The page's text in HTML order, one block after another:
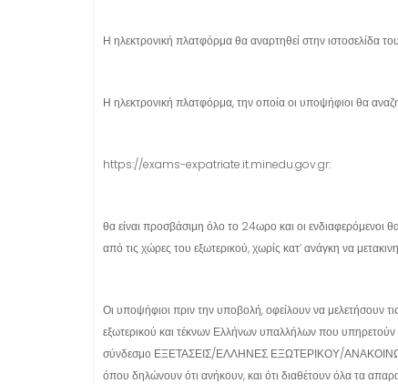
Η ηλεκτρονική πλατφόρμα θα αναρτηθεί στην ιστοσελίδα
Η ηλεκτρονική πλατφόρμα, την οποία οι υποψήφιοι θα
https://exams-expatriate.it.minedu.gov.gr:
θα είναι προσβάσιμη όλο το 24ωρο και οι
από τις χώρες του εξωτερικού, χωρίς κατ’ ανάγκη να
Οι υποψήφιοι πριν την υποβολή, οφείλουν να μελετήσουν
εξωτερικού και τέκνων Ελλήνων υπαλλήλων που υπηρετούν
σύνδεσμο ΕΞΕΤΑΣΕΙΣ/ΕΛΛΗΝΕΣ ΕΞΩΤΕΡΙΚΟΥ/
όπου δηλώνουν ότι ανήκουν, και ότι διαθέτουν όλα τα